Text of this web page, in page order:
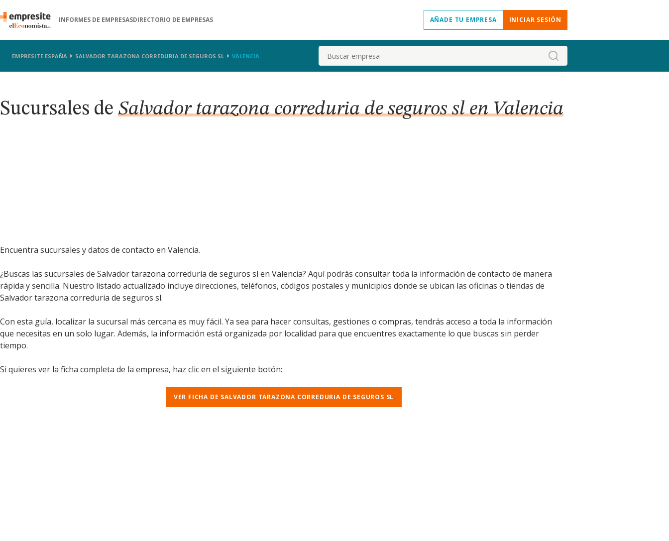
INFORMES DE EMPRESASDIRECTORIO DE EMPRESAS AÑADE TU EMPRESA INICIAR SESIÓN
EMPRESITE ESPAÑA SALVADOR TARAZONA CORREDURIA DE SEGUROS SL VALENCIA Buscar
Sucursales de Salvador tarazona correduria de seguros sl en Valencia
Encuentra sucursales y datos de contacto en Valencia.
¿Buscas las sucursales de Salvador tarazona correduria de seguros sl en Valencia? Aquí podrás consultar toda la información de contacto de manera
rápida y sencilla. Nuestro listado actualizado incluye direcciones, teléfonos, códigos postales y municipios donde se ubican las oficinas o tiendas de
Salvador tarazona correduria de seguros sl.
Con esta guía, localizar la sucursal más cercana es muy fácil. Ya sea para hacer consultas, gestiones o compras, tendrás acceso a toda la información
que necesitas en un solo lugar. Además, la información está organizada por localidad para que encuentres exactamente lo que buscas sin perder
tiempo.
Si quieres ver la ficha completa de la empresa, haz clic en el siguiente botón:
VER FICHA DE SALVADOR TARAZONA CORREDURIA DE SEGUROS SL